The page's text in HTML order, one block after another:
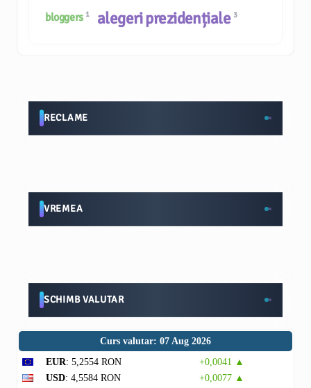
alegeri prezidențiale 3
bloggers 1
RECLAME
VREMEA
SCHIMB VALUTAR
Curs valutar: 07 Aug 2026
EUR: 5,2554 RON
+0,0041 ▲
USD: 4,5584 RON
+0,0077 ▲